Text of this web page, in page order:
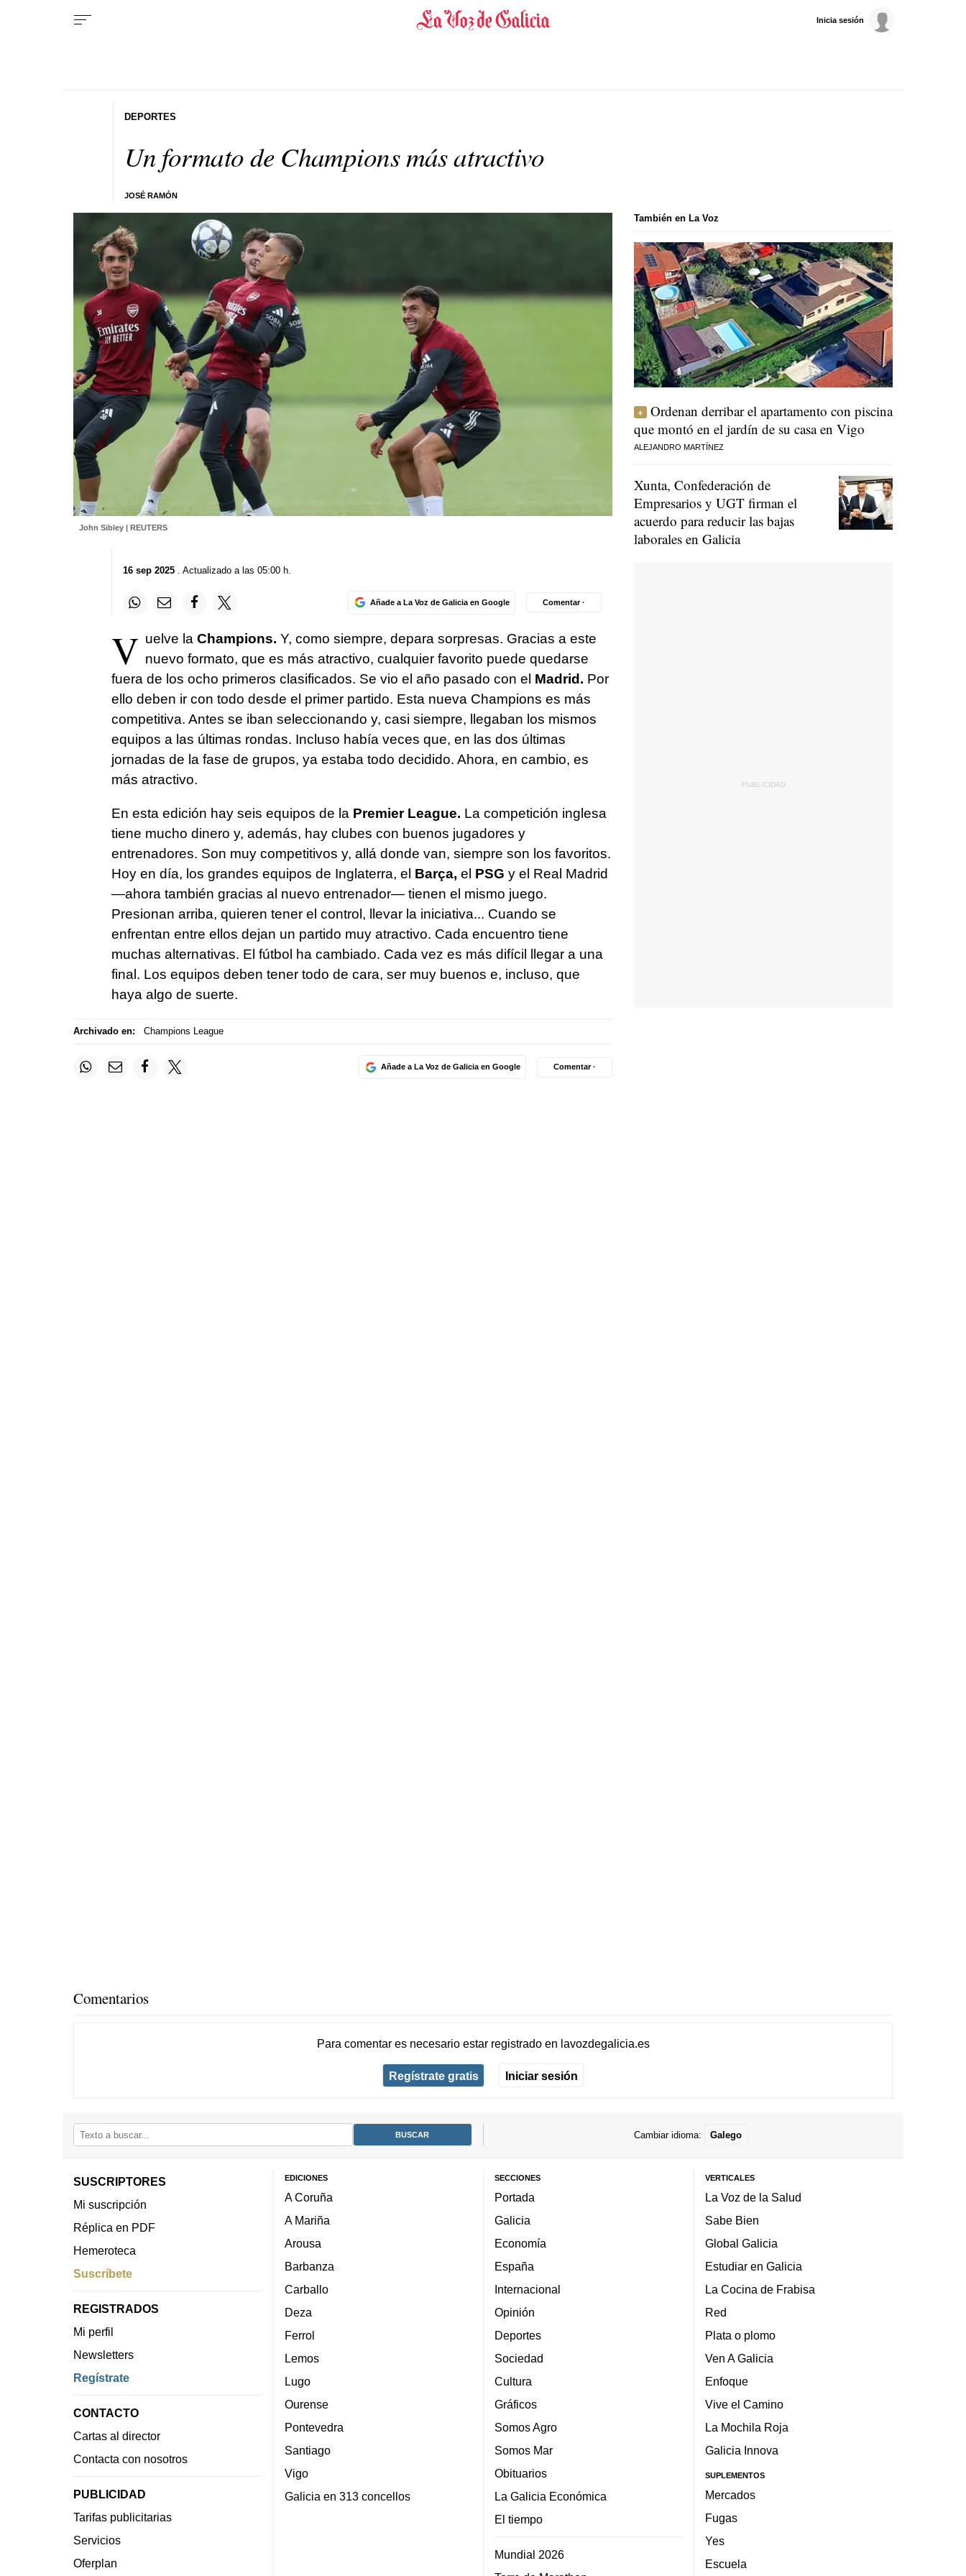
Inicia sesión
Un formato de Champions más atractivo
JOSÉ RAMÓN
DEPORTES
John Sibley | REUTERS
16 sep 2025. Actualizado a las 05:00 h.
Añade a La Voz de Galicia en Google Comentar ·
V uelve la Champions. Y, como siempre, depara sorpresas. Gracias a este
nuevo formato, que es más atractivo, cualquier favorito puede quedarse
fuera de los ocho primeros clasificados. Se vio el año pasado con el Madrid. Por
ello deben ir con todo desde el primer partido. Esta nueva Champions es más
competitiva. Antes se iban seleccionando y, casi siempre, llegaban los mismos
equipos a las últimas rondas. Incluso había veces que, en las dos últimas
jornadas de la fase de grupos, ya estaba todo decidido. Ahora, en cambio, es
más atractivo.
En esta edición hay seis equipos de la Premier League. La competición inglesa
tiene mucho dinero y, además, hay clubes con buenos jugadores y
entrenadores. Son muy competitivos y, allá donde van, siempre son los favoritos.
Hoy en día, los grandes equipos de Inglaterra, el Barça, el PSG y el Real Madrid
—ahora también gracias al nuevo entrenador— tienen el mismo juego.
Presionan arriba, quieren tener el control, llevar la iniciativa... Cuando se
enfrentan entre ellos dejan un partido muy atractivo. Cada encuentro tiene
muchas alternativas. El fútbol ha cambiado. Cada vez es más difícil llegar a una
final. Los equipos deben tener todo de cara, ser muy buenos e, incluso, que
haya algo de suerte.
Archivado en: Champions League
Añade a La Voz de Galicia en Google Comentar ·
También en La Voz
Ordenan derribar el apartamento con piscina
que montó en el jardín de su casa en Vigo
ALEJANDRO MARTÍNEZ
Xunta, Confederación de
Empresarios y UGT firman el
acuerdo para reducir las bajas
laborales en Galicia
Comentarios
Para comentar es necesario estar registradoen lavozdegalicia.es
Regístrate gratis Iniciar sesión
Cambiar idioma: Galego
SUSCRIPTORES
Mi suscripción
Réplica en PDF
Hemeroteca
Suscríbete
REGISTRADOS
Mi perfil
Newsletters
Regístrate
CONTACTO
Cartas al director
Contacta con nosotros
PUBLICIDAD
Tarifas publicitarias
Servicios
Oferplan
EDICIONES
A Coruña
A Mariña
Arousa
Barbanza
Carballo
Deza
Ferrol
Lemos
Lugo
Ourense
Pontevedra
Santiago
Vigo
Galicia en 313 concellos
SECCIONES
Portada
Galicia
Economía
España
Internacional
Opinión
Deportes
Sociedad
Cultura
Gráficos
Somos Agro
Somos Mar
Obituarios
La Galicia Económica
El tiempo
Mundial 2026
VERTICALES
La Voz de la Salud
Sabe Bien
Global Galicia
Estudiar en Galicia
La Cocina de Frabisa
Red
Plata o plomo
Ven A Galicia
Enfoque
Vive el Camino
La Mochila Roja
Galicia Innova
SUPLEMENTOS
Mercados
Fugas
Yes
Escuela